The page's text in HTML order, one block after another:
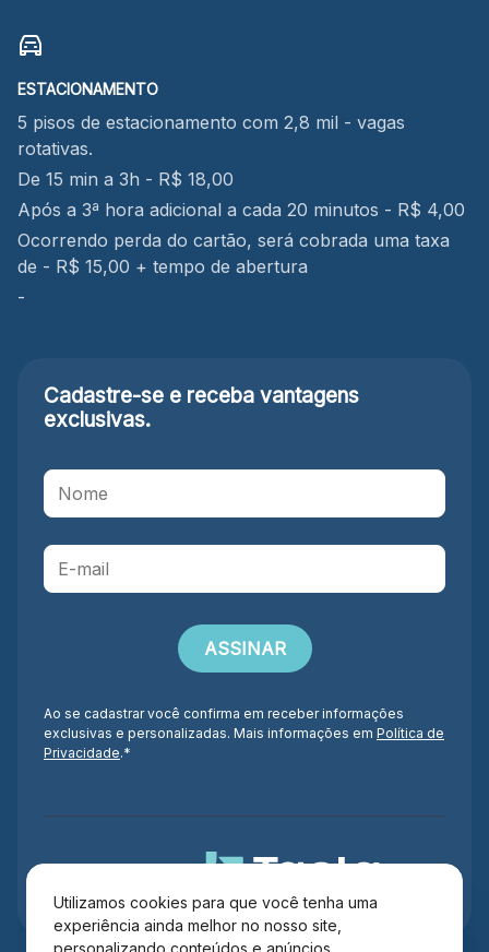
Utilizamos cookies para que você tenha uma
experiência ainda melhor no nosso site,
personalizando conteúdos e anúncios,
ESTACIONAMENTO
5 pisos de estacionamento com 2,8 mil - vagas
rotativas.
De 15 min a 3h - R$ 18,00
Após a 3ª hora adicional a cada 20 minutos - R$ 4,00
Ocorrendo perda do cartão, será cobrada uma taxa
de - R$ 15,00 + tempo de abertura
-
Cadastre-se e receba vantagens
exclusivas.
Ao se cadastrar você confirma em receber informações
exclusivas e personalizadas. Mais informações em Política de
Privacidade.*